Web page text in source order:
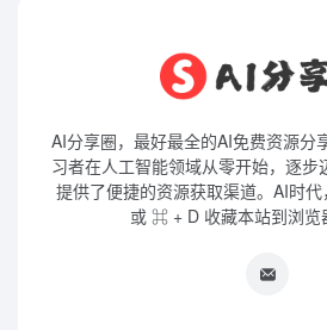
AI分享圈，最好最全的AI免费资源分
习者在人工智能领域从零开始，逐步
提供了便捷的资源获取渠道。AI时
或 ⌘ + D 收藏本站到浏